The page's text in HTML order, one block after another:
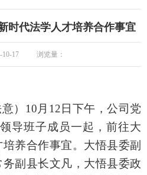
时代法学人才培养合作事宜
10-17 浏览量：
意）10月12日下午，公司党
导班子成员一起，前往大
养合作事宜。大悟县委副
副县长文凡，大悟县委政